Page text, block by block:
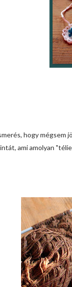
hogy mégsem
ami amolyan